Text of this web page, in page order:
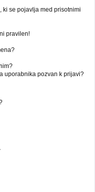
ki se pojavlja med prisotnimi
pravilen!
uporabnika pozvan k prijavi?